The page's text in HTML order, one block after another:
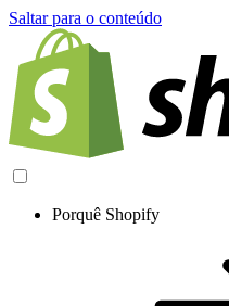
Saltar para o conteúdo
Porquê Shopify